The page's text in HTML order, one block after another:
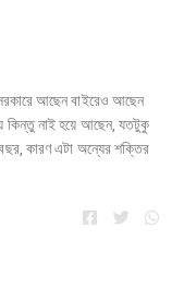
সরকারে আছেন বাইরেও আছেন
কিন্তু নাই হয়ে আছেন, যতটুকু
কারণ এটা অন্যের শক্তির